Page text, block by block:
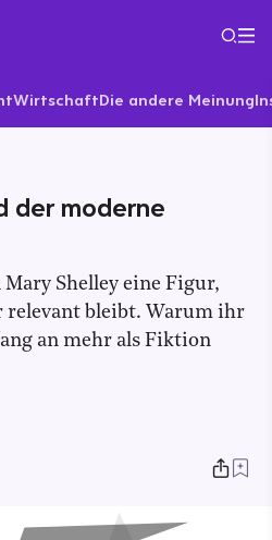
WirtschaftDie andere Meinung
der moderne
Shelley eine Figur,
relevant bleibt. Warum ihr
an mehr als Fiktion